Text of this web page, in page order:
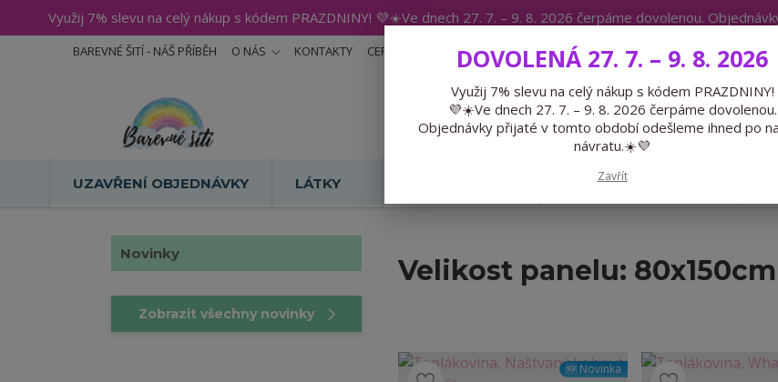
Využij 7% slevu na celý nákup s kódem PRAZDNINY! 💜☀️Ve dnech 27. 7. – 9. 8. 2026 čerpáme dovolenou.
BAREVNÉ ŠITÍ - NÁŠ PŘÍBĚH O NÁS KONTAKTY CERTIFIKÁTY BLOG
Hledat
Expedice 775 866 913
UZAVŘENÍ OBJEDNÁVKY LÁTKY PŘEDOBJEDNÁVKY
Novinky
Zobrazit všechny novinky
Velikost panelu: 80x150cm
🆕 Novinka
DOVOLENÁ 27. 7. – 9. 8. 2026
Využij 7% slevu na celý nákup s kódem PRAZDNINY!
💜☀️Ve dnech 27. 7. – 9. 8. 2026 čerpáme dovolenou.
Objednávky přijaté v tomto období odešleme ihned po
návratu.☀️💜
Zavřít